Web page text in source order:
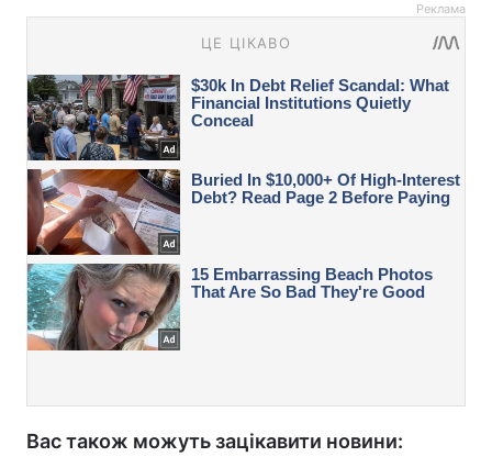
Реклама
Вас також можуть зацікавити новини: